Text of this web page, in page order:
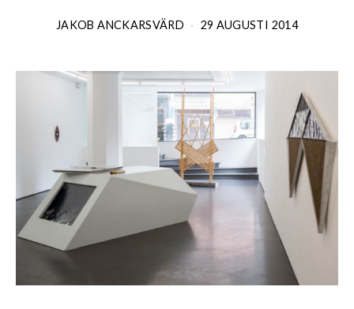
JAKOB ANCKARSVÄRD 29 AUGUSTI 2014